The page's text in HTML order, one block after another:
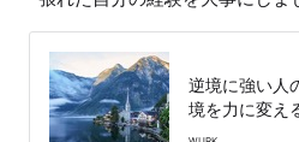
逆境に強い人
境を力に変え